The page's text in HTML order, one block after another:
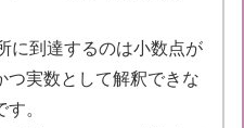
に到達するのは小数点が
つ実数として解釈できな
。